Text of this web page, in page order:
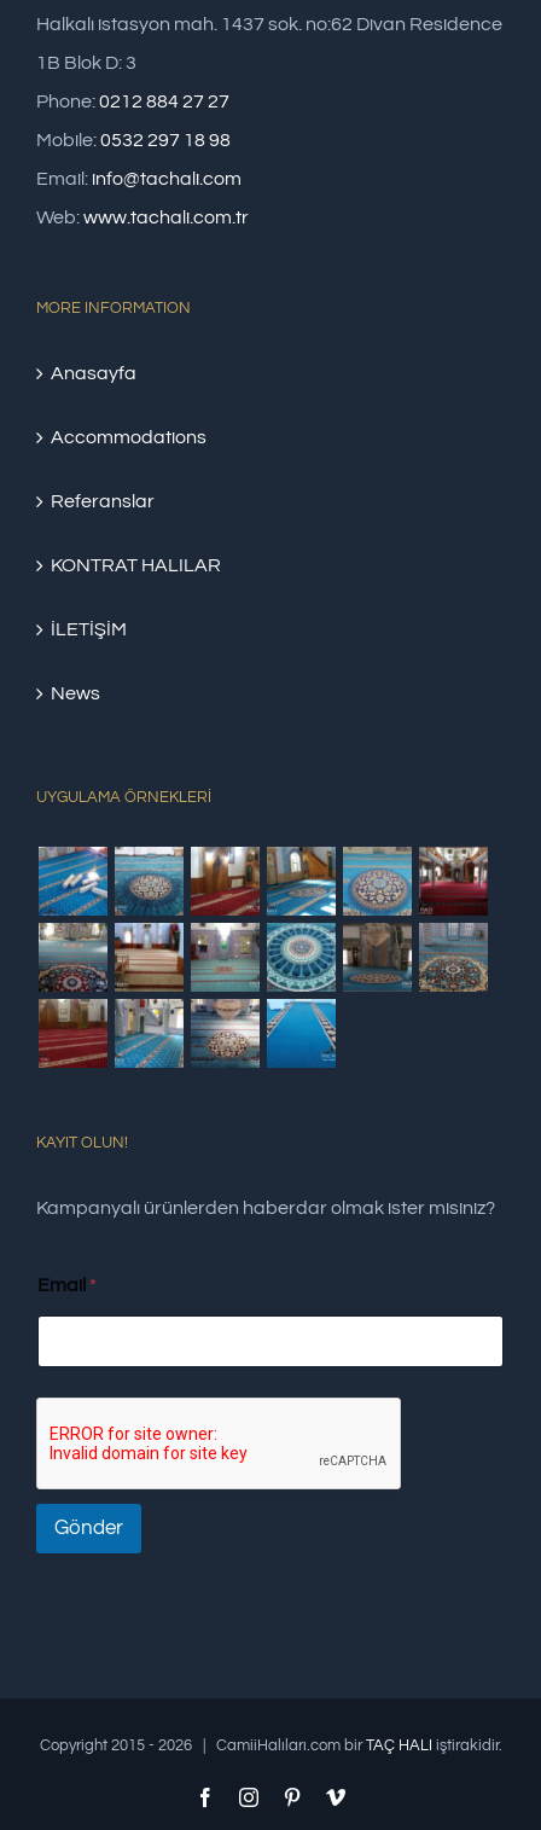
Halkalı istasyon mah. 1437 sok. no:62 Divan Residence
1B Blok D: 3
Phone:0212 884 27 27
Mobile:0532 297 18 98
Email: info@tachali.com
Web:www.tachali.com.tr
MORE INFORMATION
Anasayfa
Accommodations
Referanslar
KONTRAT HALILAR
İLETİŞİM
News
UYGULAMA ÖRNEKLERİ
KAYIT OLUN!
Kampanyalı ürünlerden haberdar olmak ister misiniz?
Email *
Gönder
Copyright 2015 - 2026 | CamiiHalıları.com birTAÇ HALI iştirakidir.
FacebookInstagramPinterestVimeo